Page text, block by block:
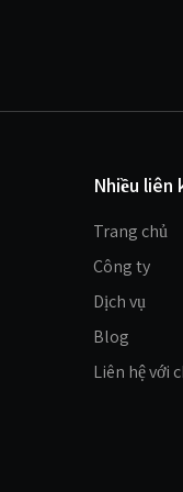
Nhiều liên
Trang chủ
Công ty
Dịch vụ
Blog
Liên hệ với